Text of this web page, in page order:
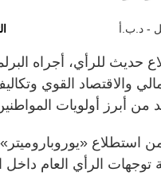
- د.ب.أ
حديث للرأي، أجراه
والاقتصاد القوي
من أبرز أولويات
استطلاع
الرأي العام داخل